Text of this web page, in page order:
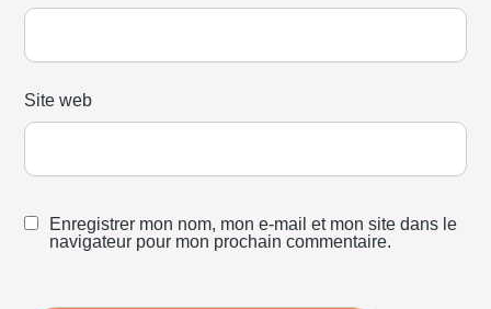
Site web
Enregistrer mon nom, mon e-mail et mon site dans le
navigateur pour mon prochain commentaire.